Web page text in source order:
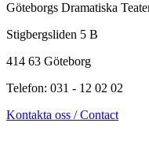
Göteborgs Dramatiska
Stigbergsliden 5 B
414 63 Göteborg
Telefon: 031 - 12 02 02
Kontakta oss / Contact